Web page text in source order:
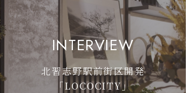
INTERVIEW
北習志野駅前街区開発
「LOCOCITY」